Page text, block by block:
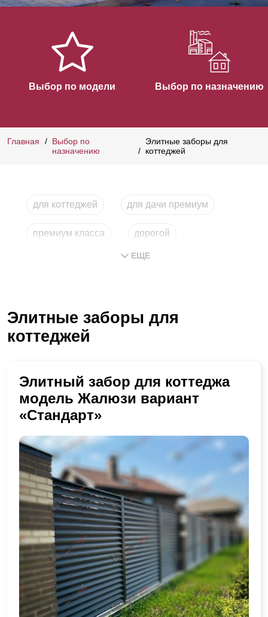
Выбор по модели Выбор по назначению
Главная
Выбор по
назначению
Элитные заборы для
коттеджей
для коттеджей для дачи премиум
премиум класса дорогой
ЕЩЕ
Элитные заборы для
коттеджей
Элитный забор для коттеджа
модель Жалюзи вариант
«Стандарт»